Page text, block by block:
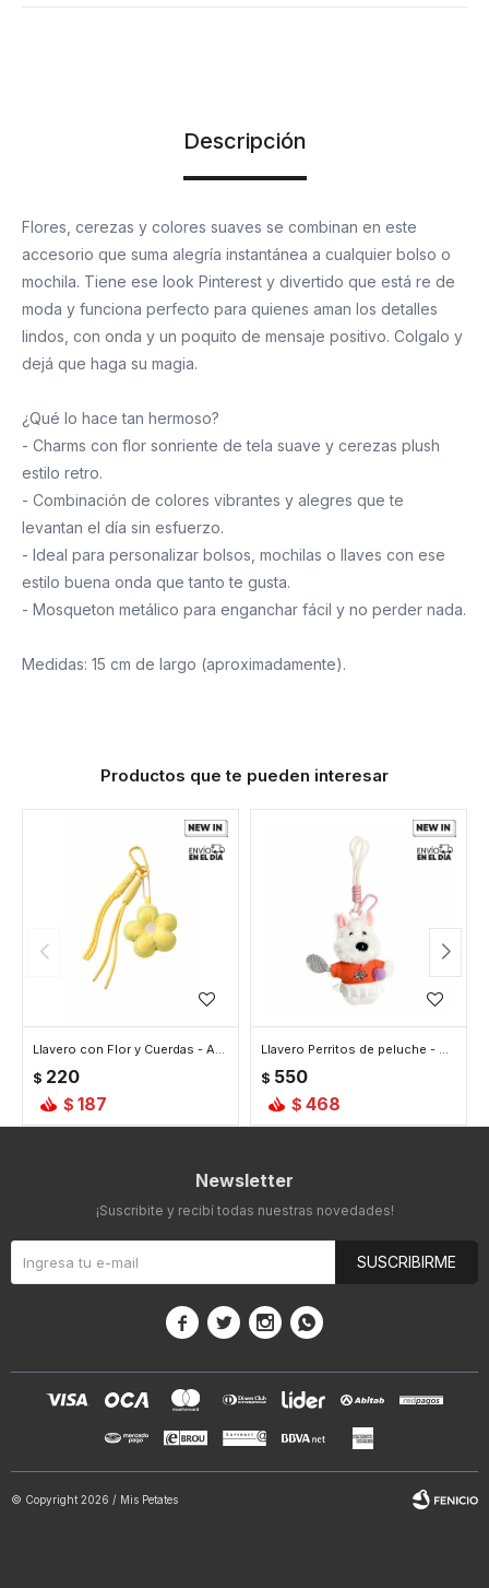
Descripción
Flores, cerezas y colores suaves se combinan en este
accesorio que suma alegría instantánea a cualquier bolso o
mochila. Tiene ese look Pinterest y divertido que está re de
moda y funciona perfecto para quienes aman los detalles
lindos, con onda y un poquito de mensaje positivo. Colgalo y
dejá que haga su magia.
¿Qué lo hace tan hermoso?
- Charms con flor sonriente de tela suave y cerezas plush
estilo retro.
- Combinación de colores vibrantes y alegres que te
levantan el día sin esfuerzo.
- Ideal para personalizar bolsos, mochilas o llaves con ese
estilo buena onda que tanto te gusta.
- Mosqueton metálico para enganchar fácil y no perder nada.
Medidas: 15 cm de largo (aproximadamente).
Productos que te pueden interesar
Llavero con Flor y Cuerdas - Amarillo
$ 220
$ 187
Llavero Perritos de peluche - Naranja
$ 550
$ 468
Newsletter
¡Suscribite y recibí todas nuestras novedades!
SUSCRIBIRME
   
© Copyright 2026 / Mis Petates